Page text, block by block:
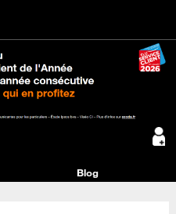
Blog